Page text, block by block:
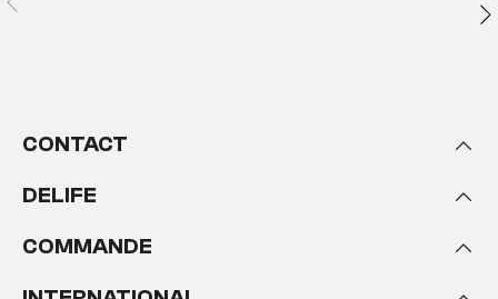
CONTACT
DELIFE
COMMANDE